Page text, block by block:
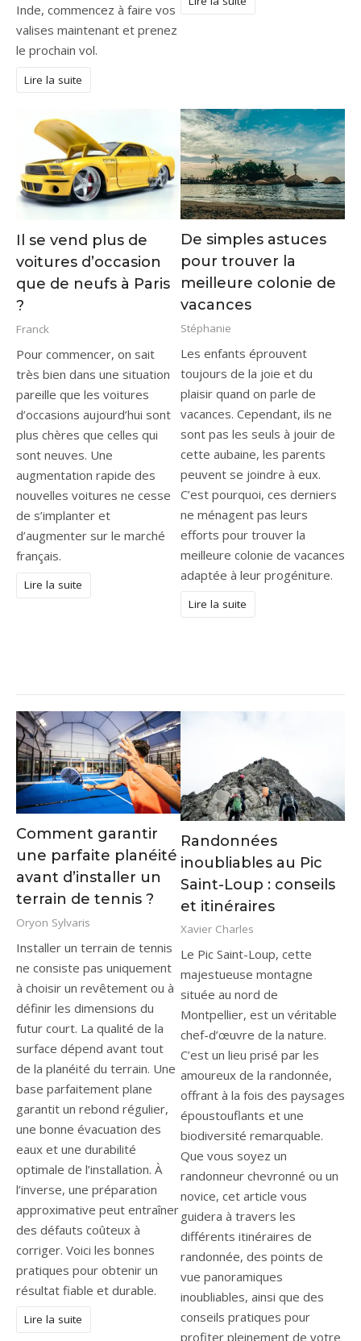
Inde, commencez à faire vos
valises maintenant et prenez
le prochain vol.
Lire la suite
Il se vend plus de
voitures d’occasion
que de neufs à Paris
?
Franck
Pour commencer, on sait
très bien dans une situation
pareille que les voitures
d’occasions aujourd’hui sont
plus chères que celles qui
sont neuves. Une
augmentation rapide des
nouvelles voitures ne cesse
de s’implanter et
d’augmenter sur le marché
français.
Lire la suite
De simples astuces
pour trouver la
meilleure colonie de
vacances
Stéphanie
Les enfants éprouvent
toujours de la joie et du
plaisir quand on parle de
vacances. Cependant, ils ne
sont pas les seuls à jouir de
cette aubaine, les parents
peuvent se joindre à eux.
C’est pourquoi, ces derniers
ne ménagent pas leurs
efforts pour trouver la
meilleure colonie de vacances
adaptée à leur progéniture.
Lire la suite
Comment garantir
une parfaite planéité
avant d’installer un
terrain de tennis ?
Oryon Sylvaris
Installer un terrain de tennis
ne consiste pas uniquement
à choisir un revêtement ou à
définir les dimensions du
futur court. La qualité de la
surface dépend avant tout
de la planéité du terrain. Une
base parfaitement plane
garantit un rebond régulier,
une bonne évacuation des
eaux et une durabilité
optimale de l’installation. À
l’inverse, une préparation
approximative peut entraîner
des défauts coûteux à
corriger. Voici les bonnes
pratiques pour obtenir un
résultat fiable et durable.
Lire la suite
Randonnées
inoubliables au Pic
Saint-Loup : conseils
et itinéraires
Xavier Charles
Le Pic Saint-Loup, cette
majestueuse montagne
située au nord de
Montpellier, est un véritable
chef-d’œuvre de la nature.
C’est un lieu prisé par les
amoureux de la randonnée,
offrant à la fois des paysages
époustouflants et une
biodiversité remarquable.
Que vous soyez un
randonneur chevronné ou un
novice, cet article vous
guidera à travers les
différents itinéraires de
randonnée, des points de
vue panoramiques
inoubliables, ainsi que des
conseils pratiques pour
profiter pleinement de votre